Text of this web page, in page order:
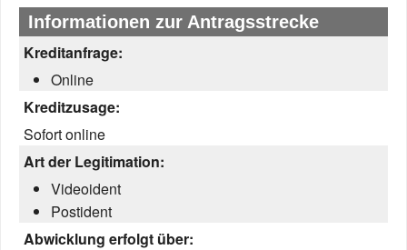
Informationen zur Antragsstrecke
Kreditanfrage:
Online
Kreditzusage:
Sofort online
Art der Legitimation:
Videoident
Postident
Abwicklung erfolgt über: